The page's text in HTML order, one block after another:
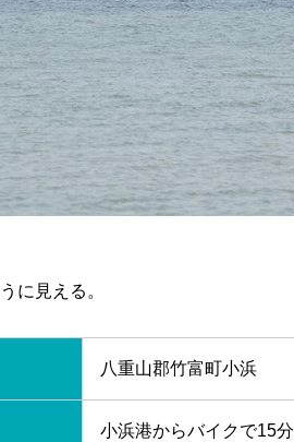
に見える。
八重山郡竹富町小浜
小浜港からバイクで15分